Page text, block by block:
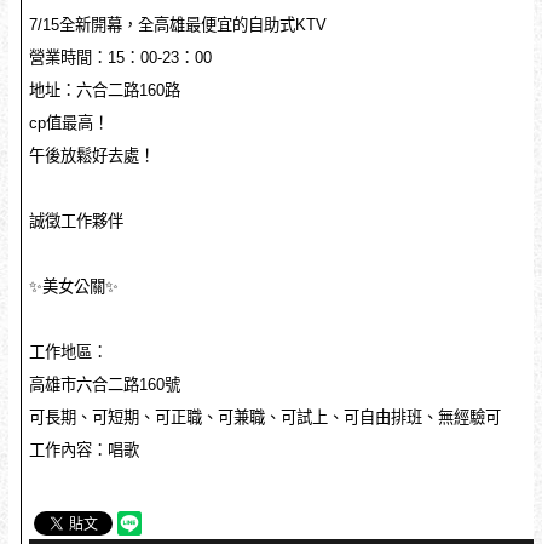
7/15全新開幕，全高雄最便宜的自助式KTV
營業時間：15：00-23：00
地址：六合二路160路
cp值最高！
午後放鬆好去處！
誠徵工作夥伴
✨美女公關✨
工作地區：
高雄市六合二路160號
可長期、可短期、可正職、可兼職、可試上、可自由排班、無經驗可
工作內容：唱歌